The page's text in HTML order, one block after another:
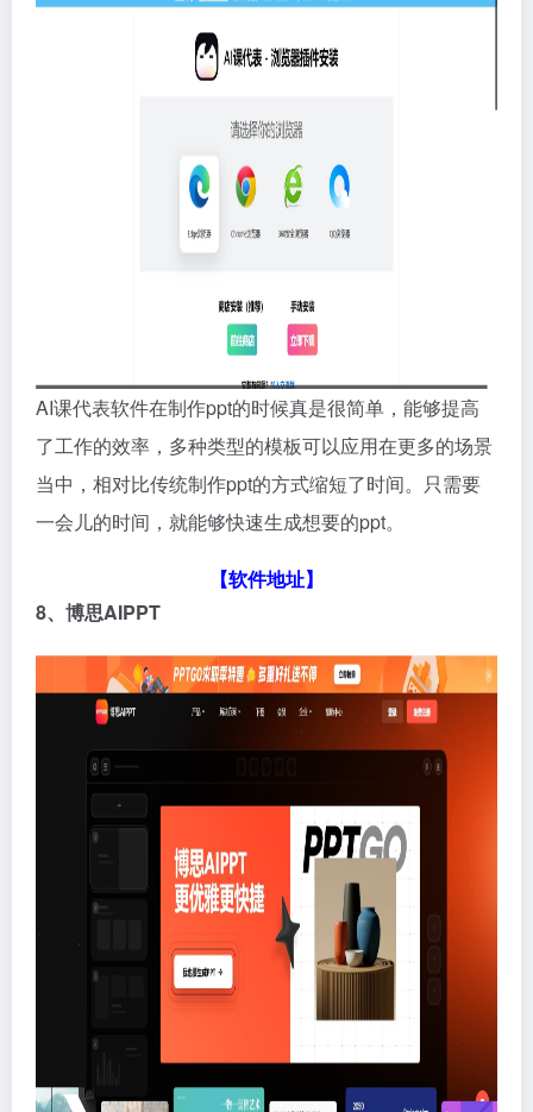
AI课代表软件在制作ppt的时候真是很简单，能够提高
了工作的效率，多种类型的模板可以应用在更多的场景
当中，相对比传统制作ppt的方式缩短了时间。只需要
一会儿的时间，就能够快速生成想要的ppt。
【软件地址】
8、博思AIPPT